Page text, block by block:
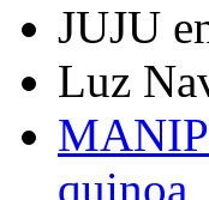
JUJU
Luz
quinoa